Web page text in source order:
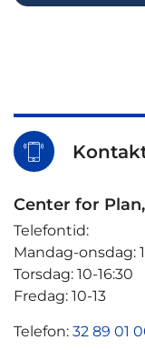
Center for
Telefontid:
Mandag-onsdag:
Torsdag: 10-16:30
Fredag: 10-13
Telefon: 32 89 01